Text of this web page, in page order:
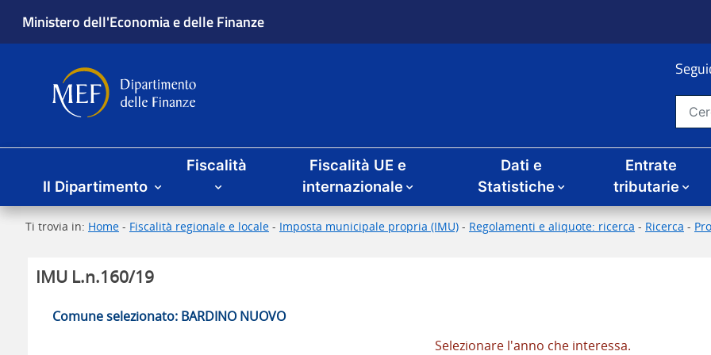
Ministero dell'Economia e delle Finanze
Dipartimento delle Finanze Cerca nel
Menu principale
Il Dipartimento
Fiscalità
Fiscalità UE e
internazionale
Dati e
Statistiche
Entrate
tributarie
Ti trovia in: Home - Fiscalità regionale e locale - Imposta municipale propria (IMU) - Regolamenti e aliquote: ricerca - Ricerca -
IMU L.n.160/19
Comune selezionato: BARDINO NUOVO
Selezionare l'anno che interessa.